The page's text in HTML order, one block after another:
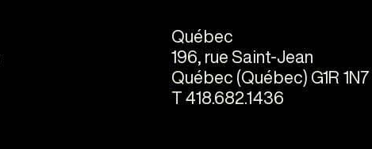
Québec
196, rue Saint-Jean
Québec (Québec) G1R 1N7
T 418.682.1436